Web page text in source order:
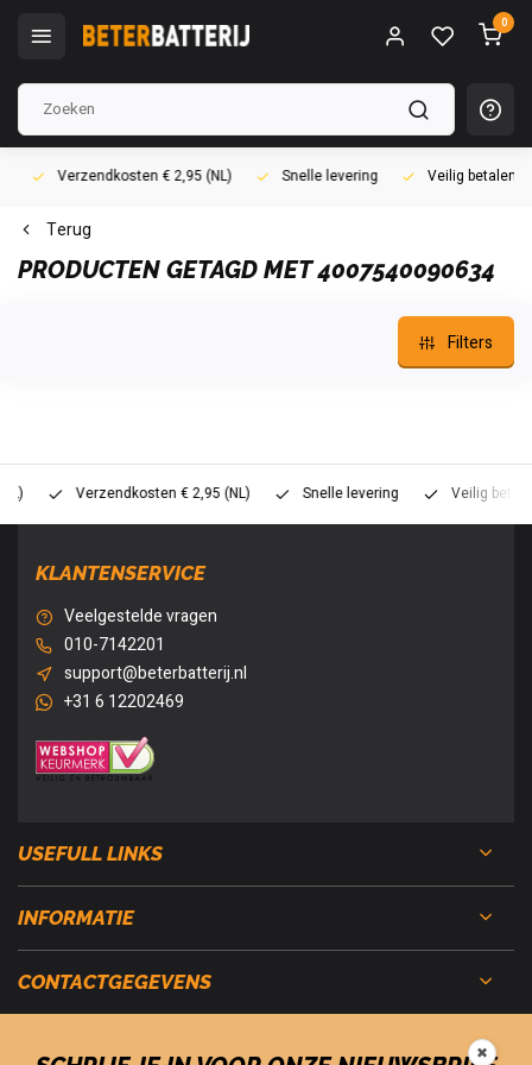
0
Verzendkosten € 2,95 (NL) Snelle levering Veilig betalen
Terug
PRODUCTEN GETAGD MET 4007540090634
Filters
Verzendkosten € 2,95 (NL) Snelle levering Veilig betalen
KLANTENSERVICE
Veelgestelde vragen
010-7142201
support@beterbatterij.nl
+31 6 12202469
USEFULL LINKS
INFORMATIE
CONTACTGEGEVENS
✖